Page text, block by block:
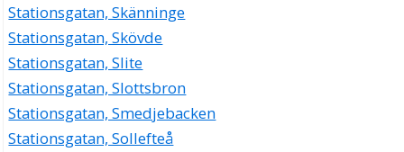
Stationsgatan, Skänninge
Stationsgatan, Skövde
Stationsgatan, Slite
Stationsgatan, Slottsbron
Stationsgatan, Smedjebacken
Stationsgatan, Sollefteå